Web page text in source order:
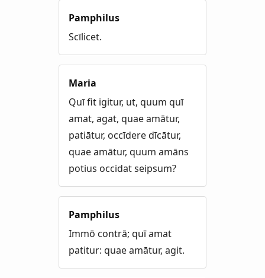
Pamphilus
Scīlicet.
Maria
Quī fit igitur, ut, quum quī
amat, agat, quae amātur,
patiātur, occīdere dīcātur,
quae amātur, quum amāns
potius occidat seipsum?
Pamphilus
Immō contrā; quī amat
patitur: quae amātur, agit.